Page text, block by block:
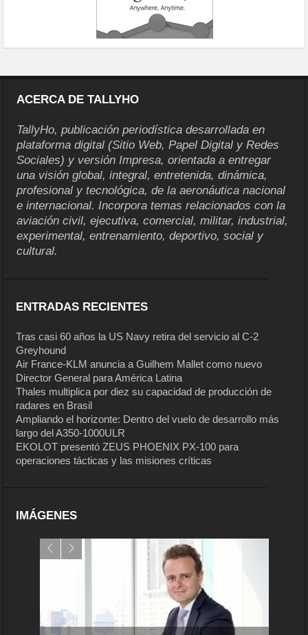
ACERCA DE TALLYHO
TallyHo, publicación periodística desarrollada en
plataforma digital (Sitio Web, Papel Digital y Redes
Sociales) y versión Impresa, orientada a entregar
una visión global, integral, entretenida, dinámica,
profesional y tecnológica, de la aeronáutica nacional
e internacional. Incorpora temas relacionados con la
aviación civil, ejecutiva, comercial, militar, industrial,
experimental, entrenamiento, deportivo, social y
cultural.
ENTRADAS RECIENTES
Tras casi 60 años la US Navy retira del servicio al C-2
Greyhound
Air France-KLM anuncia a Guilhem Mallet como nuevo
Director General para América Latina
Thales multiplica por diez su capacidad de producción de
radares en Brasil
Ampliando el horizonte: Dentro del vuelo de desarrollo más
largo del A350-1000ULR
EKOLOT presentó ZEUS PHOENIX PX-100 para
operaciones tácticas y las misiones críticas
IMÁGENES